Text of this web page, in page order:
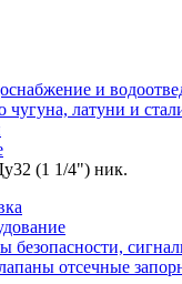
и
чугуна, латуни и
(1 1/4") ник.
безопасности,
отсечные